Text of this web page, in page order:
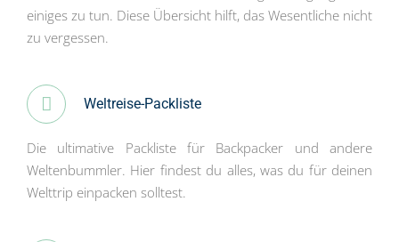
einiges zu tun. Diese Übersicht hilft, das Wesentliche nicht
zu vergessen.
Weltreise-Packliste
Die ultimative Packliste für Backpacker und andere
Weltenbummler. Hier findest du alles, was du für deinen
Welttrip einpacken solltest.